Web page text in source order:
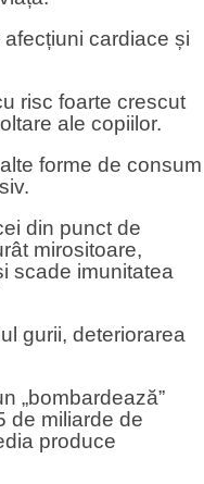
cardiace și
risc foarte crescut
ale copiilor.
forme de consum
din punct de
mirositoare,
scade imunitatea
gurii, deteriorarea
„bombardează”
de miliarde de
produce